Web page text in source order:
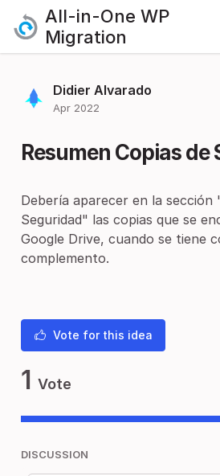
All-in-One WP
Migration
Didier Alvarado
Apr 2022
Resumen Copias de
Debería aparecer en la sección
Seguridad" las copias que se
Google Drive, cuando se tiene
complemento.
Vote for this idea
1 Vote
DISCUSSION